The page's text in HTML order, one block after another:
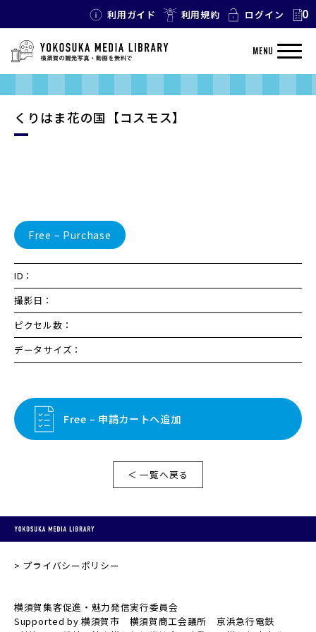
利用ガイド 利用規約 ログイン 0
MENU
くりはま花の国【コスモス】
Free – Purchase
ID：
撮影日：
ピクセル数：
データサイズ：
Free – 申請カートへ追加
＜ 一覧へ戻る
プライバシーポリシー
横須賀集客促進・魅力発信実行委員会
Supported by 横須賀市 横須賀商工会議所 京浜急行電鉄